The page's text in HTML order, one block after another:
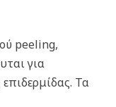
peeling,
για
Τα